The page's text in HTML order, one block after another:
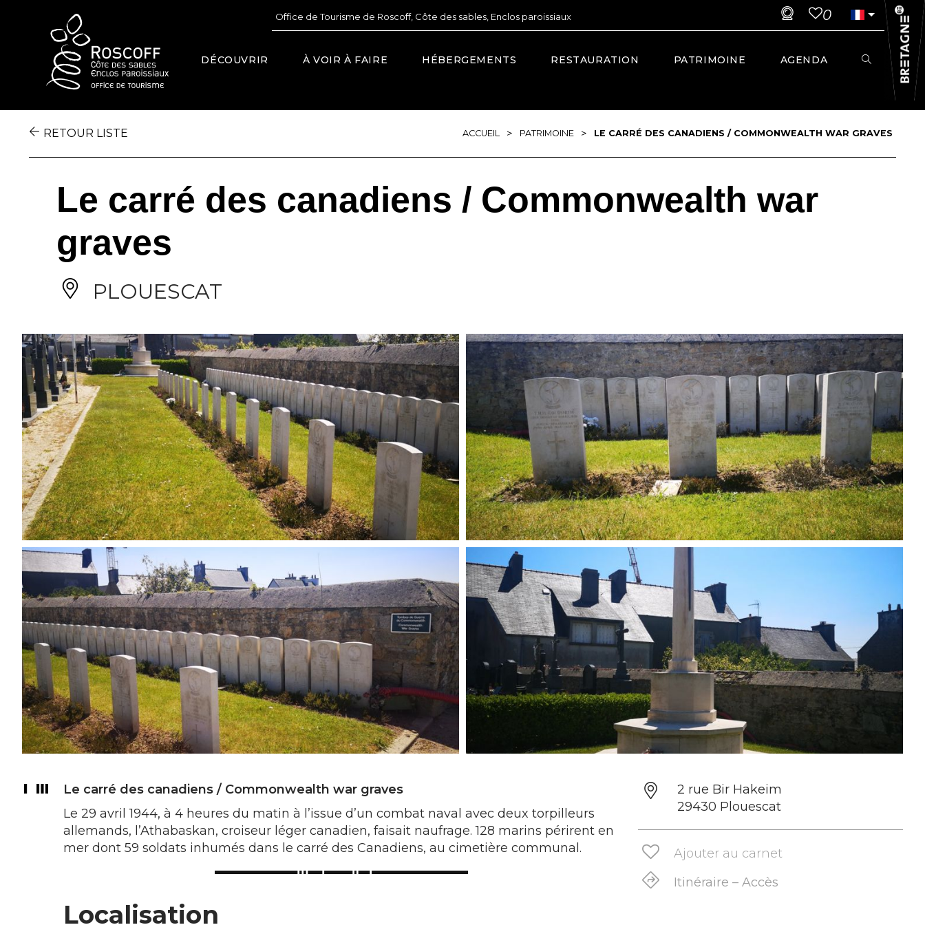
Office de Tourisme de Roscoff, Côte des sables, Enclos paroissiaux 0
DÉCOUVRIR À VOIR À FAIRE HÉBERGEMENTS RESTAURATION PATRIMOINE AGENDA
RETOUR LISTE ACCUEIL > PATRIMOINE > LE CARRÉ DES CANADIENS / COMMONWEALTH WAR GRAVES
Le carré des canadiens / Commonwealth war
graves
PLOUESCAT
Le carré des canadiens / Commonwealth war graves
Le 29 avril 1944, à 4 heures du matin à l’issue d’un combat naval avec deux torpilleurs
allemands, l’Athabaskan, croiseur léger canadien, faisait naufrage. 128 marins périrent en
mer dont 59 soldats inhumés dans le carré des Canadiens, au cimetière communal.
Localisation
2 rue Bir Hakeim
29430 Plouescat
Ajouter au carnet
Itinéraire – Accès